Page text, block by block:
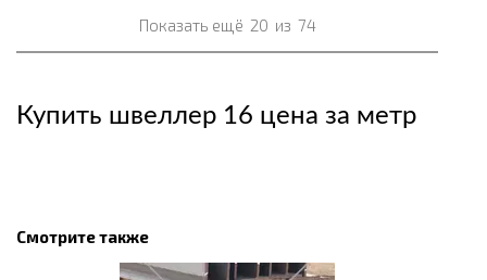
Показать ещё 20 из 74
Купить швеллер 16 цена за метр
Смотрите также